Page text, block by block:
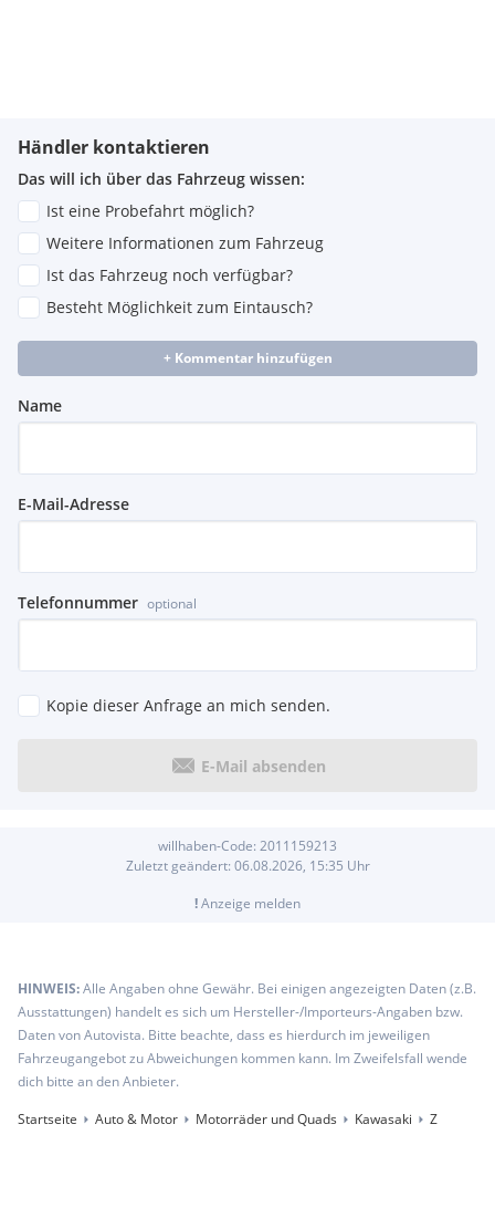
Händler kontaktieren
Das will ich über das Fahrzeug wissen:
Ist eine Probefahrt möglich?
Weitere Informationen zum Fahrzeug
Ist das Fahrzeug noch verfügbar?
Besteht Möglichkeit zum Eintausch?
+ Kommentar hinzufügen
Name
E-Mail-Adresse
Telefonnummer optional
Kopie dieser Anfrage an mich senden.
E-Mail absenden
willhaben-Code: 2011159213
Zuletzt geändert: 06.08.2026, 15:35 Uhr
!Anzeige melden
HINWEIS:Alle Angaben ohne Gewähr. Bei einigen angezeigten Daten (z.B.
Ausstattungen) handelt es sich um Hersteller-/Importeurs-Angaben bzw.
Daten von Autovista. Bitte beachte, dass es hierdurch im jeweiligen
Fahrzeugangebot zu Abweichungen kommen kann. Im Zweifelsfall wende
dich bitte an den Anbieter.
Startseite
Auto & Motor Motorräder und Quads Kawasaki Z